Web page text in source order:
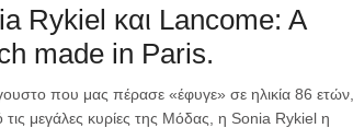
Rykiel και Lancome: A
made in Paris.
που μας πέρασε «έφυγε» σε ηλικία 86 ετών,
τις μεγάλες κυρίες της Μόδας, η Sonia Rykiel η